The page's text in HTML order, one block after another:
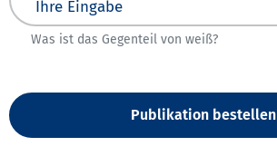
Was ist das Gegenteil von weiß?
Publikation bestellen